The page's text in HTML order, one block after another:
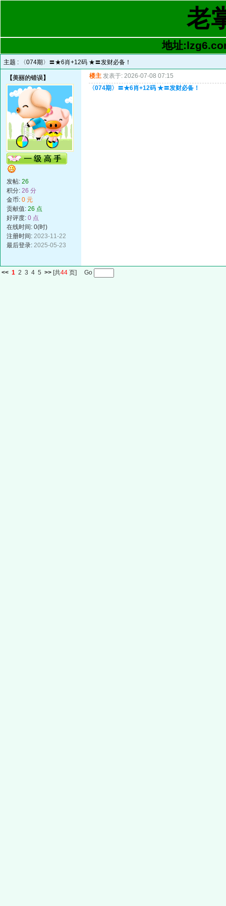
老
地址
主题 : 〈074期〉〓★6肖+12码 ★〓发财必备！
【美丽的错误】
发帖: 26
积分: 26 分
金币: 0 元
贡献值: 26 点
好评度: 0 点
在线时间: 0(时)
注册时间: 2023-11-22
最后登录: 2025-05-23
楼主 发表于: 2026-07-08 07:15
〈074期〉〓★6肖+12码 ★〓发财必备！
<< 1 2 3 4 5 >> [共44 页] Go